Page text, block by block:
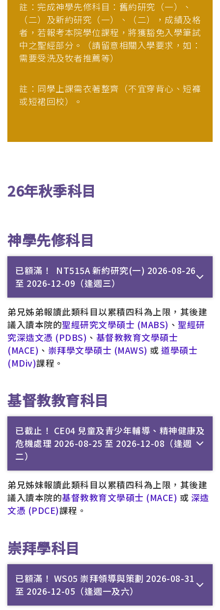
註：完成神學先修科目：舊約研究（一）、
（二）及新約研究（一）、（二），成績及格
者，若報考本院學位課程，將獲豁免入學筆試
中之聖經部分。（請留意相關入學要求，如：
需要受洗及牧者推薦等）
註：同學上課需衣著整齊（不宜穿背心、短褲
或短裙回校）。
26年秋季科目
神學先修科目
已額滿！ NT515A 新約研究(一) 2026-08-26
至 2026-12-09（逢週三）
弟兄姊弟報讀此類科目以累積四科為上限，其後建
議入讀本院的聖經研究文學碩士 (MABS) 、 聖經研
究深造文憑 (PDBS) 、 基督教教育文學碩士
(MACE) 、 崇拜學文學碩士 (MAWS) 或 道學碩士
(MDiv)課程。
基督教教育科目
已截止！ CE04 兒童及青少年輔導、精神健康及
危機處理 2026-08-25 至 2026-12-08（逢週
二）
弟兄姊妹報讀此類科目以累積四科為上限，其後建
議入讀本院的基督教教育文學碩士 (MACE) 或 深造
文憑 (PDCE)課程。
崇拜學科目
已額滿！ WS05 崇拜領導與策劃 2026-08-31
至 2026-12-05（逢週一及六）